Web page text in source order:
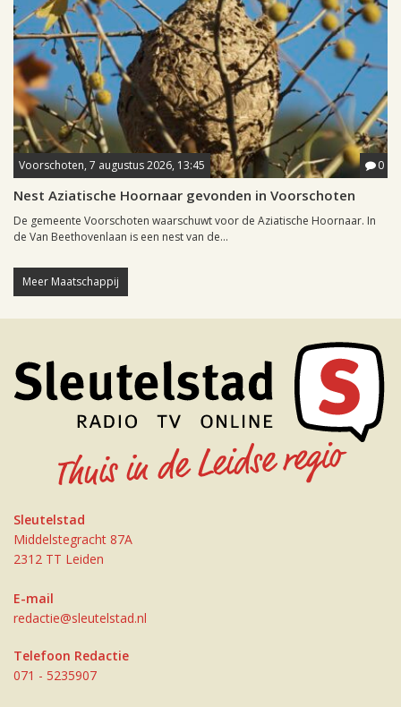
Voorschoten, 7 augustus 2026, 13:45 0
Nest Aziatische Hoornaar gevonden in Voorschoten
De gemeente Voorschoten waarschuwt voor de Aziatische Hoornaar. In
de Van Beethovenlaan is een nest van de...
Meer Maatschappij
Sleutelstad
Middelstegracht 87A
2312 TT Leiden
E-mail
redactie@sleutelstad.nl
Telefoon Redactie
071 - 5235907